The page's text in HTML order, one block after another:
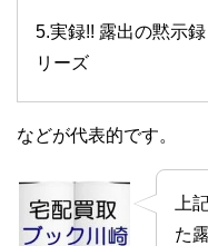
5.実録!! 露出の黙示録
リーズ
などが代表的です。
上
た